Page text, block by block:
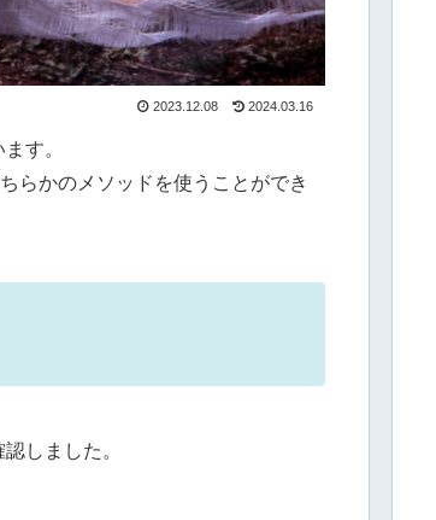
2023.12.08 2024.03.16
す。
らかのメソッドを使うことができ
しました。